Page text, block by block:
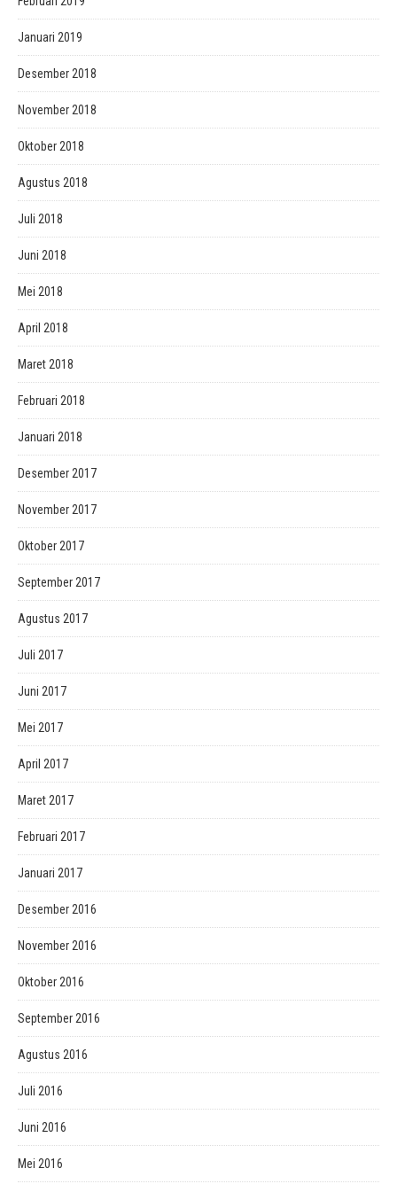
Januari 2019
Desember 2018
November 2018
Oktober 2018
Agustus 2018
Juli 2018
Juni 2018
Mei 2018
April 2018
Maret 2018
Februari 2018
Januari 2018
Desember 2017
November 2017
Oktober 2017
September 2017
Agustus 2017
Juli 2017
Juni 2017
Mei 2017
April 2017
Maret 2017
Februari 2017
Januari 2017
Desember 2016
November 2016
Oktober 2016
September 2016
Agustus 2016
Juli 2016
Juni 2016
Mei 2016